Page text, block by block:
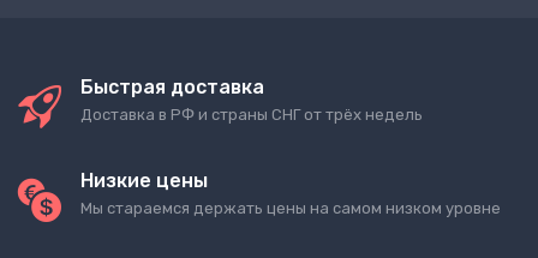
Быстрая доставка
Доставка в РФ и страны СНГ от трёх недель
Низкие цены
Мы стараемся держать цены на самом низком уровне